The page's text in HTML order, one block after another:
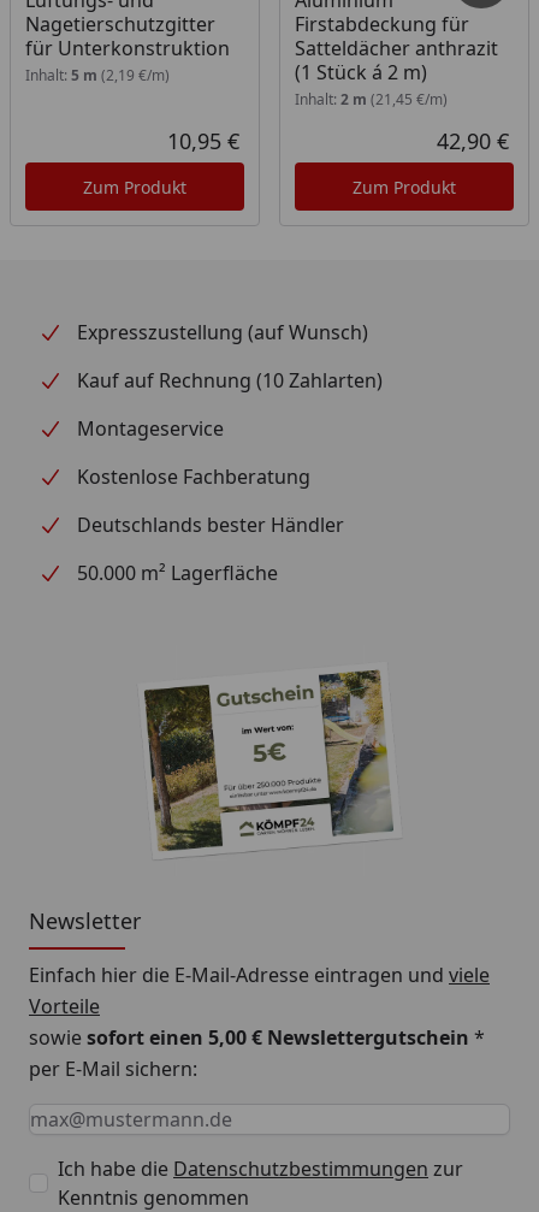
Nagetierschutzgitter
für Unterkonstruktion
Inhalt: 5 m (2,19 €/m)
Aktueller Preis
10,95 €
Zum Produkt
Firstabdeckung für
Satteldächer anthrazit
(1 Stück á 2 m)
Inhalt: 2 m (21,45 €/m)
42,90 €
Zum Produkt
Expresszustellung (auf Wunsch)
Kauf auf Rechnung (10 Zahlarten)
Montageservice
Kostenlose Fachberatung
Deutschlands bester Händler
50.000 m² Lagerfläche
Newsletter
Einfach hier die E-Mail-Adresse eintragen und viele
Vorteile
sowiesofort einen 5,00 € Newslettergutschein *
per E-Mail sichern:
Keine Eingabe erforderlich
Eingabe erforderlich
E-Mail *
Ich habe die Datenschutzbestimmungen zur
Kenntnis genommen